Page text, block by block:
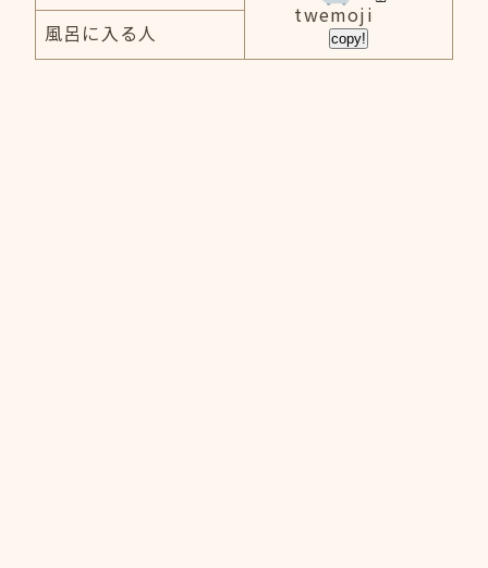
twemoji
copy!
風呂に入る人